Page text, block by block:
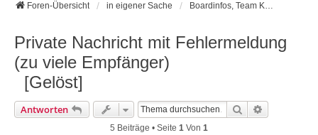
Foren-Übersicht in eigener Sache Boardinfos, Team Kontakt, Feedback
Private Nachricht mit Fehlermeldung
(zu viele Empfänger)
[Gelöst]
Antworten Suche
5 Beiträge • Seite 1 Von 1